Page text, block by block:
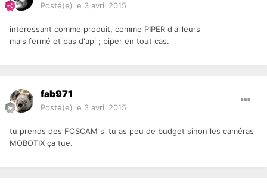
Posté(e) le 3 avril 2015
interessant comme produit, comme PIPER d'ailleurs
mais fermé et pas d'api ; piper en tout cas.
fab971
Posté(e) le 3 avril 2015
tu prends des FOSCAM si tu as peu de budget sinon les caméras
MOBOTIX ça tue.